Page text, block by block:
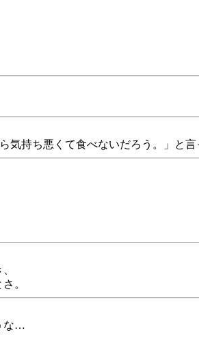
持ち悪くて食べないだろう。」と言
。
な…